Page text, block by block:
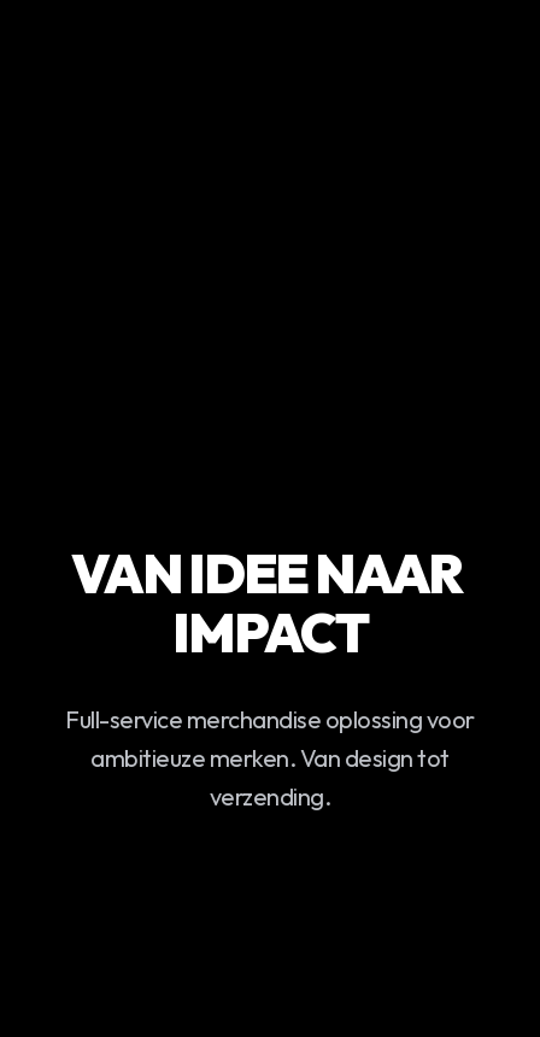
VAN IDEE NAAR
IMPACT
Full-service merchandise oplossing voor
ambitieuze merken. Van design tot
verzending.​​​​‌ ‍ ​‍​‍‌‍ ‌ ​‍‌‍‍‌‌‍‌ ‌‍‍‌‌‍ ‍​‍​‍​ ‍‍​‍​‍‌ ​ ‌‍​‌‌‍ ‍‌‍‍‌‌ ‌​‌ ‍‌​‍ ‍‌‍‍‌‌‍ ​‍​‍​‍ ​​‍​‍‌‍‍​‌ ​‍‌‍‌‌‌‍‌‍​‍​‍​ ‍‍​‍​‍​‍ ‌ ​ ‌ ‌​‌ ‌‌‌‍‌​‌‍‍‌‌‍ ​‍ ‌‍‍‌‌‍ ‍‌ ‌​‌‍‌‌‌‍ ‍‌ ‌​​‍ ‌‍‌‌‌‍‌​‌‍‍‌‌ ‌​​‍ ‌‍ ‌‌‍ ‌‍‌​‌‍‌‌​ ‌‌ ​​‌ ​‍‌‍‌‌‌ ​ ‌‍‌‌‌‍ ‍‌ ‌​‌‍​‌‌ ‌​‌‍‍‌‌‍ ‌‍ ‍​ ‍ ‌‍‍‌‌‍‌​​ ‌‌ ​​‌‍​‌‌‍‌ ‌‍‌‌​‍ ‌‌ ​ ‌‍‌‌‌ ​‍‌ ‌‍‌‍‍‌‌‍​ ‌‍‌‌‌ ​ ​‍ ‌‌‍ ‌‍‌‍‌‍‌‍‌‍‍‌‌‍​ ‌‍‍‌‌‍​‌‌‍ ​‌‍​‍‌ ​‍‌‍​‌‌‍ ‍‌‍‌​​ ‍ ‌ ‌​‌ ‍‌‌ ​​‌‍‌‌​ ‌‌ ​​‌‍​‌‌‍‌ ‌‍‌‌​ ‍ ‌ ​​‌‍​‌‌ ‌​‌‍‍​​ ‌‌‍ ‌‌‍ ‌‍‌​‌ ‌‌‌‍ ​‌‍‌‌‌ ​ ​‍‌‌​ ‌‌‌​​‍‌‌ ‌‍‍ ‌‍‌‌‌ ‍‌​‍‌‌​ ​ ‌​‌​​‍‌‌​ ​ ‌​‌​​‍‌‌​ ​‍​ ​‍‌ ​ ‌‍‌‌‌ ​‍‌ ‌‍‌‍‍‌‌‍​ ‌‍‌‌‌ ​ ​‍ ‌‌‍‍​‌‍‌‌‌ ​‍‌‍ ​‍‌‌​ ​‍​ ​‍​‍‌‌​ ‌‌‌​‌​​‍ ‍‌ ​ ‌ ‌‌‌‍​‍‌ ‌​‌‍‍‌‌ ‌​‌‍ ​‌‍‌‌​ ‌‍​‍‌‍​‌‌ ​ ‌‍‌‌‌‌‌‌‌ ​‍‌‍ ​​ ‌​‍‌‌​ ​‍‌​‌‍‌ ​ ‌ ‌​‌ ‌‌‌‍‌​‌‍‍‌‌‍ ​‍‌‍‌‍‍‌‌‍‌​​ ‌‌ ​​‌‍​‌‌‍‌ ‌‍‌‌​‍ ‌‌ ​ ‌‍‌‌‌ ​‍‌ ‌‍‌‍‍‌‌‍​ ‌‍‌‌‌ ​ ​‍ ‌‌‍ ‌‍‌‍‌‍‌‍‌‍‍‌‌‍​ ‌‍‍‌‌‍​‌‌‍ ​‌‍​‍‌ ​‍‌‍​‌‌‍ ‍‌‍‌​​‍‌‍‌ ‌​‌ ‍‌‌ ​​‌‍‌‌​ ‌‌ ​​‌‍​‌‌‍‌ ‌‍‌‌​‍‌‍‌ ​​‌‍​‌‌ ‌​‌‍‍​​ ‌‌‍ ‌‌‍ ‌‍‌​‌ ‌‌‌‍ ​‌‍‌‌‌ ​ ​‍‌‌​ ‌‌‌​​‍‌‌ ‌‍‍ ‌‍‌‌‌ ‍‌​‍‌‌​ ​ ‌​‌​​‍‌‌​ ​ ‌​‌​​‍‌‌​ ​‍​ ​‍‌ ​ ‌‍‌‌‌ ​‍‌ ‌‍‌‍‍‌‌‍​ ‌‍‌‌‌ ​ ​‍ ‌‌‍‍​‌‍‌‌‌ ​‍‌‍ ​‍‌‌​ ​‍​ ​‍​‍‌‌​ ‌‌‌​‌​​‍ ‍‌ ​ ‌ ‌‌‌‍​‍‌ ‌​‌‍‍‌‌ ‌​‌‍ ​‌‍‌‌​‍‌‍‌ ​​‌‍‌‌‌ ​‍‌ ​ ‌ ​​‌‍‌‌‌‍​ ‌ ‌​‌‍‍‌‌ ‌‍‌‍‌‌​ ‌‌ ​​‌ ‌‌‌‍​‍‌‍ ​‌‍‍‌‌ ​ ‌‍‍​‌‍‌‌‌‍‌​​‍​‍‌ ‌